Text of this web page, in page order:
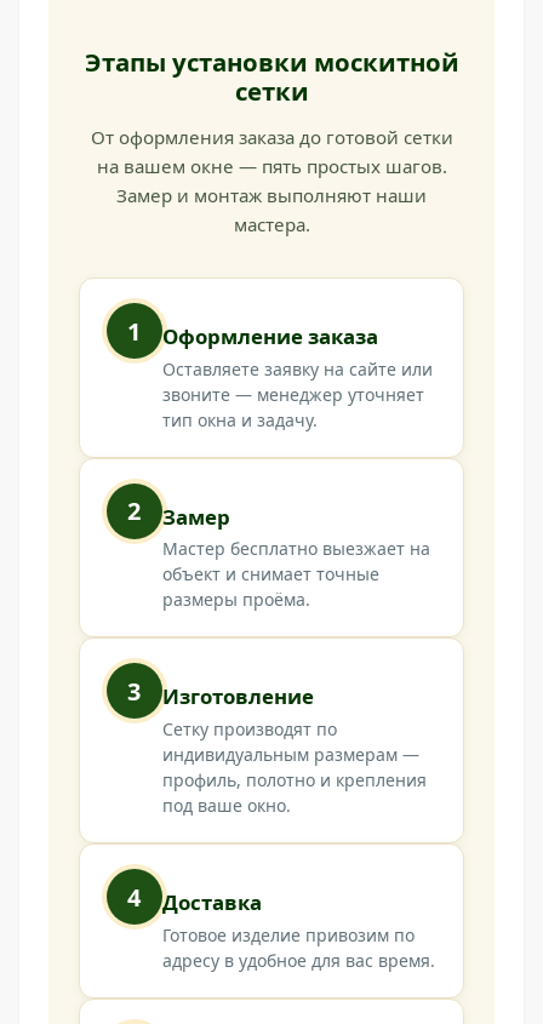
Этапы установки москитной
сетки
От оформления заказа до готовой сетки
на вашем окне — пять простых шагов.
Замер и монтаж выполняют наши
мастера.
1 Оформление заказа
Оставляете заявку на сайте или
звоните — менеджер уточняет
тип окна и задачу.
2 Замер
Мастер бесплатно выезжает на
объект и снимает точные
размеры проёма.
3 Изготовление
Сетку производят по
индивидуальным размерам —
профиль, полотно и крепления
под ваше окно.
4 Доставка
Готовое изделие привозим по
адресу в удобное для вас время.